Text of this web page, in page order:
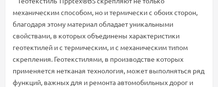
механическим способом, но и термически с обоих сторон,
благодаря этому материал обладает уникальными
свойствами, в которых объединены характеристики
геотектилей и с термическим, и с механическим типом
скрепления. Геотекстилями, в производстве которых
применяется нетканая технология, может выполняться ряд
функций, важных для и ремонта автомобильных дорог и